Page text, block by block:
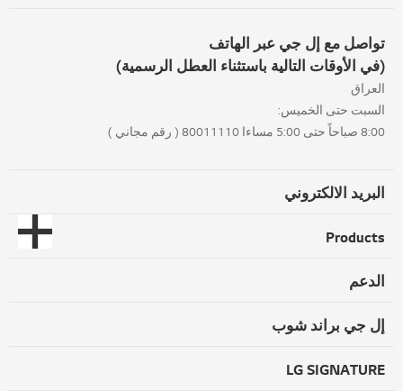
تواصل مع إل جي عبر الهاتف
(في الأوقات التالية باستثناء العطل الرسمية)
العراق
السبت حتى الخميس:
8:00 صباحاً حتى 5:00 مساءا 80011110 ( رقم مجاني )
البريد الالكتروني
Products
الدعم
إل جي براند شوب
LG SIGNATURE